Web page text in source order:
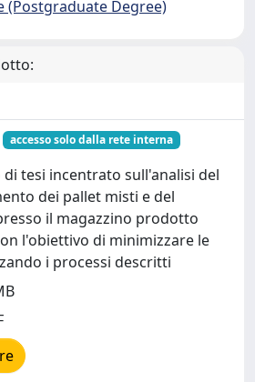
(Postgraduate Degree)
accesso solo dalla rete interna
di tesi incentrato sull'analisi del
dei pallet misti e del
il magazzino prodotto
l'obiettivo di minimizzare le
i processi descritti